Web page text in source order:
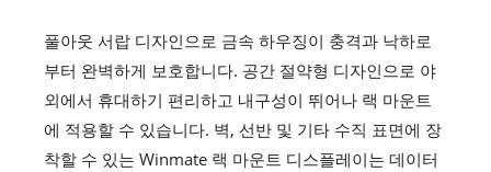
풀아웃 서랍 디자인으로 금속 하우징이 충격과 낙하로
부터 완벽하게 보호합니다. 공간 절약형 디자인으로 야
외에서 휴대하기 편리하고 내구성이 뛰어나 랙 마운트
에 적용할 수 있습니다. 벽, 선반 및 기타 수직 표면에 장
착할 수 있는 Winmate 랙 마운트 디스플레이는 데이터